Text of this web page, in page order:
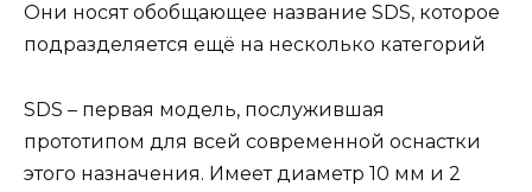
Они носят обобщающее название SDS, которое
подразделяется ещё на несколько категорий
SDS – первая модель, послужившая
прототипом для всей современной оснастки
этого назначения. Имеет диаметр 10 мм и 2